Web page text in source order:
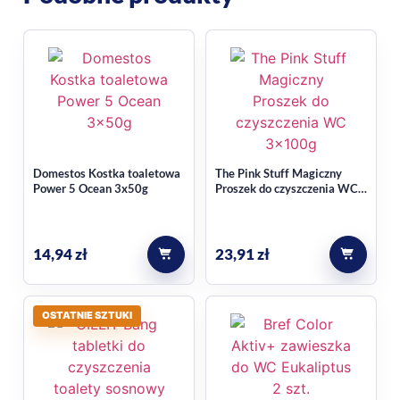
Jaki zapach ma ta zawieszka?
W kontekście produktu podano zapach morski oraz nazwę
Zapach Morza. To świeży, wyraźnie chłodny profil
aromatyczny.
Do czego przeznaczony jest
produkt?
Zawieszka jest przeznaczona do łazienki i toalety oraz
opisana jako środek do czyszczenia WC. W danych
wskazano także cechę antybakteryjną.
Używaj zgodnie z przeznaczeniem i informacjami na
opakowaniu.
Domestos Kostka toaletowa
Power 5 Ocean 3x50g
14,94zł
The Pink Stuff Magiczny
Proszek do czyszczenia WC
23,91zł
OSTATNIE SZTUKI